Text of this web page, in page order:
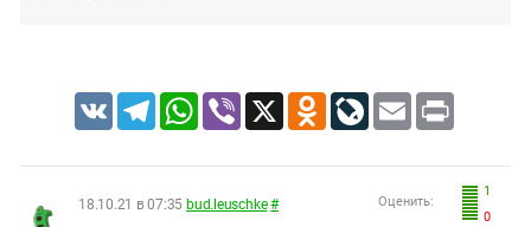
VK TelegramWhatsApp
Viber X Odnoklassniki
LiveJournal
Email Print
1
0
Оценить:
18.10.21 в 07:35 bud.leuschke #